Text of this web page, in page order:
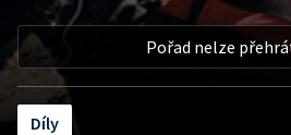
Pořad nelze
Díly